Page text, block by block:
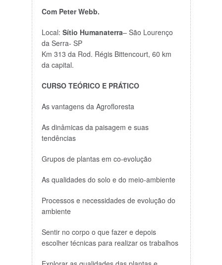
Com Peter Webb.
Local: Sítio Humanaterra– São Lourenço
da Serra- SP
Km 313 da Rod. Régis Bittencourt, 60 km
da capital.
CURSO TEÓRICO E PRÁTICO
As vantagens da Agrofloresta
As dinâmicas da paisagem e suas
tendências
Grupos de plantas em co-evolução
As qualidades do solo e do meio-ambiente
Processos e necessidades de evolução do
ambiente
Sentir no corpo o que fazer e depois
escolher técnicas para realizar os trabalhos